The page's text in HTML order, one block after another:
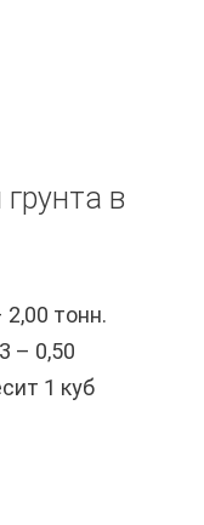
в
2,00 тонн.
– 0,50
1 куб